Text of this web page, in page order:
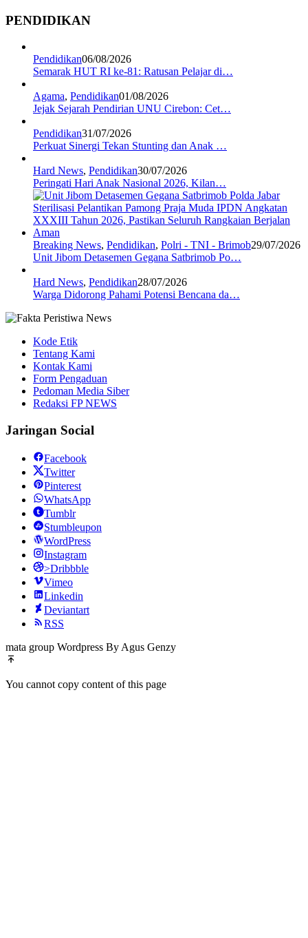
PENDIDIKAN
Pendidikan06/08/2026
Semarak HUT RI ke-81: Ratusan Pelajar di…
Agama, Pendidikan01/08/2026
Jejak Sejarah Pendirian UNU Cirebon: Cet…
Pendidikan31/07/2026
Perkuat Sinergi Tekan Stunting dan Anak …
Hard News, Pendidikan30/07/2026
Peringati Hari Anak Nasional 2026, Kilan…
Breaking News, Pendidikan, Polri - TNI - Brimob29/07/2026
Unit Jibom Detasemen Gegana Satbrimob Po…
Hard News, Pendidikan28/07/2026
Warga Didorong Pahami Potensi Bencana da…
Kode Etik
Tentang Kami
Kontak Kami
Form Pengaduan
Pedoman Media Siber
Redaksi FP NEWS
Jaringan Social
Facebook
Twitter
Pinterest
WhatsApp
Tumblr
Stumbleupon
WordPress
Instagram
>Dribbble
Vimeo
Linkedin
Deviantart
RSS
mata group Wordpress By Agus Genzy
You cannot copy content of this page